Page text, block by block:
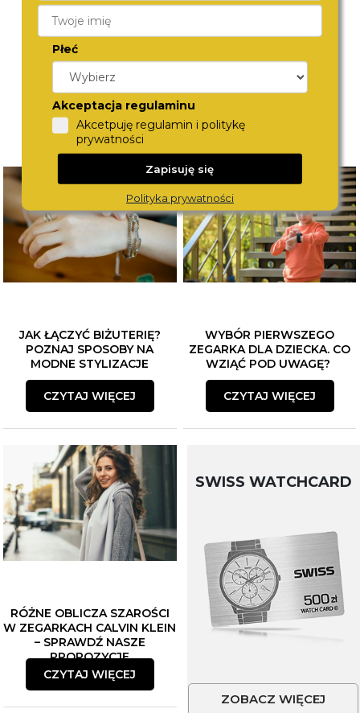
599,- 490,-
JAK ŁĄCZYĆ BIŻUTERIĘ?
POZNAJ SPOSOBY NA
MODNE STYLIZACJE
CZYTAJ WIĘCEJ
WYBÓR PIERWSZEGO
ZEGARKA DLA DZIECKA. CO
WZIĄĆ POD UWAGĘ?
CZYTAJ WIĘCEJ
RÓŻNE OBLICZA SZAROŚCI
W ZEGARKACH CALVIN KLEIN
– SPRAWDŹ NASZE
PROPOZYCJE
CZYTAJ WIĘCEJ
SWISS WATCHCARD
ZOBACZ WIĘCEJ
Płeć
Akceptacja regulaminu
Akcetpuję regulamin i politykę
prywatności
Zapisuję się
Polityka prywatności